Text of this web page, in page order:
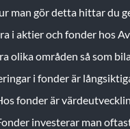
man gör detta hittar du
i aktier och fonder hos
olika områden så som
i fonder är
fonder är
investerar man